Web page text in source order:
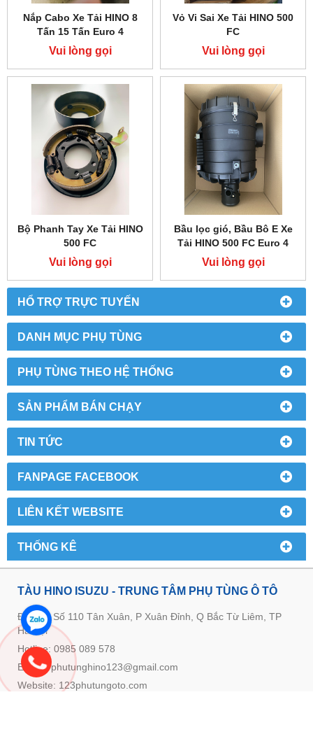
HỔ TRỢ TRỰC TUYẾN
DANH MỤC PHỤ TÙNG
PHỤ TÙNG THEO HỆ THỐNG
SẢN PHẨM BÁN CHẠY
TIN TỨC
FANPAGE FACEBOOK
LIÊN KẾT WEBSITE
THỐNG KÊ
Nắp Cabo Xe Tải HINO 8
Tấn 15 Tấn Euro 4
Vui lòng gọi
Vỏ Vi Sai Xe Tải HINO 500
FC
Vui lòng gọi
Bộ Phanh Tay Xe Tải HINO
500 FC
Vui lòng gọi
Bầu lọc gió, Bầu Bô E Xe
Tải HINO 500 FC Euro 4
Vui lòng gọi
TÀU HINO ISUZU - TRUNG TÂM PHỤ TÙNG Ô TÔ
Địa chỉ: Số 110 Tân Xuân, P Xuân Đỉnh, Q Bắc Từ Liêm, TP
Hà Nội
Hotline: 0985 089 578
E-mail: phutunghino123@gmail.com
Website: 123phutungoto.com